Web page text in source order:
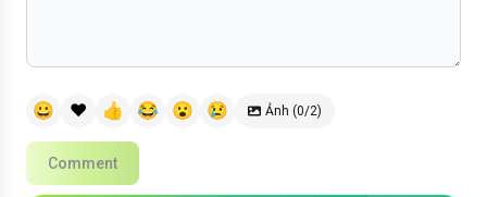
😀 ❤️ 👍 😂 😮 😢 Ảnh (0/2)
Comment